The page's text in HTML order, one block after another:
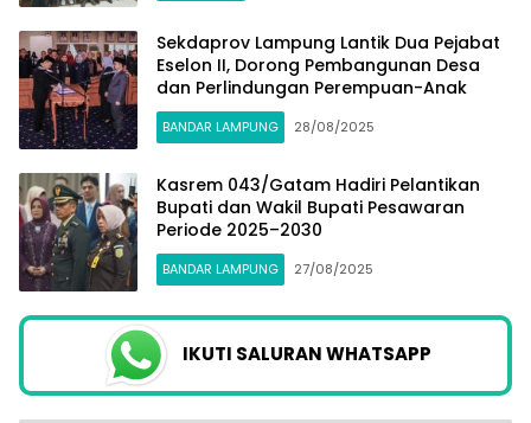
Sekdaprov Lampung Lantik Dua Pejabat
Eselon II, Dorong Pembangunan Desa
dan Perlindungan Perempuan-Anak
BANDAR LAMPUNG 28/08/2025
Kasrem 043/Gatam Hadiri Pelantikan
Bupati dan Wakil Bupati Pesawaran
Periode 2025–2030
BANDAR LAMPUNG 27/08/2025
IKUTI SALURAN WHATSAPP